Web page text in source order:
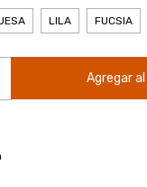
LILA FUCSIA